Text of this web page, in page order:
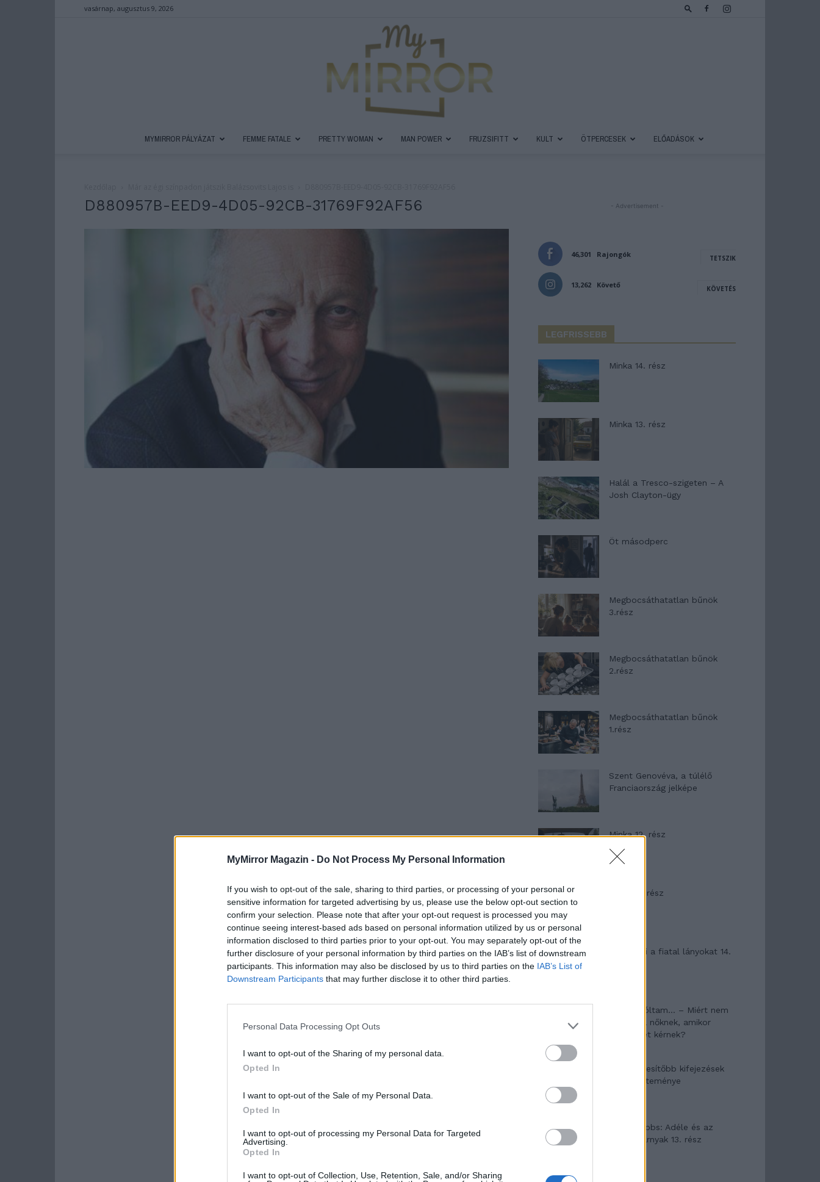
MyMirror Magazin - Do Not Process My Personal Information
If you wish to opt-out of the sale, sharing to third parties, or processing of your personal or
sensitive information for targeted advertising by us, please use the below opt-out section to
confirm your selection. Please note that after your opt-out request is processed you may
continue seeing interest-based ads based on personal information utilized by us or personal
information disclosed to third parties prior to your opt-out. You may separately opt-out of the
further disclosure of your personal information by third parties on the IAB’s list of downstream
participants. This information may also be disclosed by us to third parties on the IAB’s List of
Downstream Participants that may further disclose it to other third parties.
Personal Data Processing Opt Outs
I want to opt-out of the Sharing of my personal data.
Opted In
I want to opt-out of the Sale of my Personal Data.
Opted In
I want to opt-out of processing my Personal Data for Targeted
Advertising.
Opted In
I want to opt-out of Collection, Use, Retention, Sale, and/or Sharing
vasárnap, augusztus 9, 2026
MYMIRROR PÁLYÁZAT FEMME FATALE PRETTY WOMAN MAN POWER FRUZSIFITT KULT ÖTPERCESEK ELŐADÁSOK
D880957B-EED9-4D05-92CB-31769F92AF56 - Advertisement -
46,301 Rajongók TETSZIK
13,262 Követő KÖVETÉS
LEGFRISSEBB
Minka 14. rész
Minka 13. rész
Halál a Tresco-szigeten – A
Josh Clayton-ügy
Öt másodperc
Megbocsáthatatlan bűnök
3.rész
Megbocsáthatatlan bűnök
2.rész
Megbocsáthatatlan bűnök
1.rész
Szent Genovéva, a túlélő
Franciaország jelképe
Minka 12. rész
Minka 11. rész
T. szereti a fiatal lányokat 14.
Pedig szóltam… – Miért nem
hiszünk a nőknek, amikor
segítséget kérnek?
A legidegesítőbb kifejezések
laza gyűjteménye
Elyna Robbs: Adéle és az
örökölt árnyak 13. rész